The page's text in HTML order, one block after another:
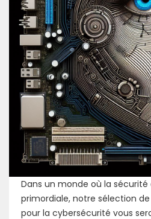
Dans un monde où la sécurité
primordiale, notre sélection
pour la cybersécurité vous